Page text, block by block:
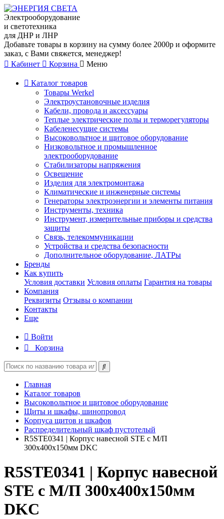
Электрооборудование
и светотехника
для ДНР и ЛНР
Добавьте товары в корзину на сумму более 2000р и оформите
заказ, с Вами свяжется, менеджер!
Кабинет
Корзина Меню
Каталог товаров
Товары Werkel
Электроустановочные изделия
Кабели, провода и аксессуары
Теплые электрические полы и терморегуляторы
Кабеленесущие системы
Высоковольтное и щитовое оборудование
Низковольтное и промышленное
электрооборудование
Стабилизаторы напряжения
Освещение
Изделия для электромонтажа
Климатические и инженерные системы
Генераторы электроэнергии и элементы питания
Инструменты, техника
Инструмент, измерительные приборы и средства
защиты
Связь, телекоммуникации
Устройства и средства безопасности
Дополнительное оборудование, ЛАТРы
Бренды
Как купить
Условия доставки Условия оплаты Гарантия на товары
Компания
Реквизиты Отзывы о компании
Контакты
Еще
Войти
Корзина
Главная
Каталог товаров
Высоковольтное и щитовое оборудование
Щиты и шкафы, шинопровод
Корпуса щитов и шкафов
Распределительный шкаф пустотелый
R5STE0341 | Корпус навесной STE с М/П
300х400х150мм DKC
R5STE0341 | Корпус навесной
STE с М/П 300х400х150мм
DKC